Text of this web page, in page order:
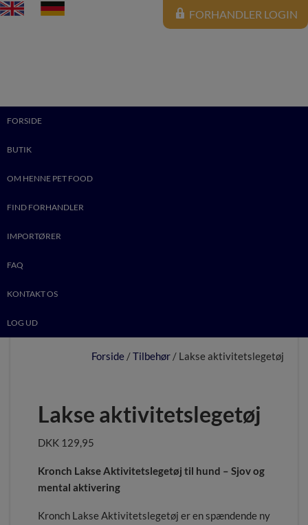
FORHANDLER LOGIN
FORSIDE
BUTIK
OM HENNE PET FOOD
FIND FORHANDLER
IMPORTØRER
FAQ
KONTAKT OS
LOG UD
Forside /Tilbehør / Lakse aktivitetslegetøj
Lakse aktivitetslegetøj
DKK 129,95
Kronch Lakse Aktivitetslegetøj til hund – Sjov og
mental aktivering
Kronch Lakse Aktivitetslegetøj er en spændende ny